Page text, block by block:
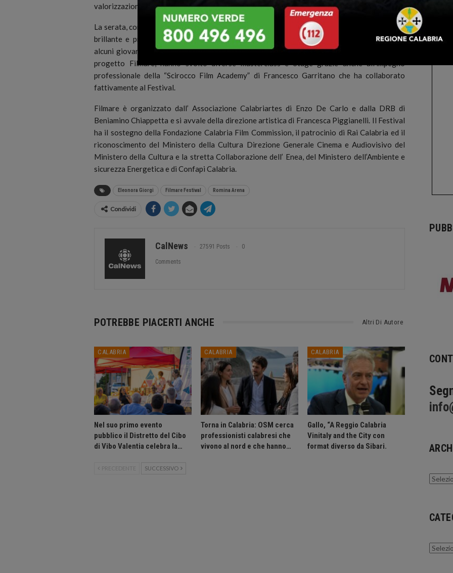
valorizzazione dell’enogastronomia nella produzione cinematografica”.
La serata, con inizio alle ore 21:30 e con ingresso libero, sarà condotta da Francesca Russo,
brillante e professionale presentatrice degli eventi Filmare e vedrà anche la presenza di
alcuni giovani stagisti che in questi giorni, nell’ambito delle attività di formazione legati al
progetto Filmare, hanno svolto diverse masterclass e Stage grazie anche all’impegno
professionale della “Scirocco Film Academy” di Francesco Garritano che ha collaborato
fattivamente al Festival.
Filmare è organizzato dall’ Associazione Calabriartes di Enzo De Carlo e dalla DRB di
Beniamino Chiappetta e si avvale della direzione artistica di Francesca Piggianelli. Il Festival
ha il sostegno della Fondazione Calabria Film Commission, il patrocinio di Rai Calabria ed il
riconoscimento del Ministero della Cultura Direzione Generale Cinema e Audiovisivo del
Ministero della Cultura e la stretta Collaborazione dell’ Enea, del Ministero dell’Ambiente e
sicurezza Energetica e di Confapi Calabria.
Eleonora Giorgi Filmare Festival Romina Arena
Condividi
CalNews 27591 Posts 0
Comments
POTREBBE PIACERTI ANCHE Altri Di Autore
CALABRIA
Nel suo primo evento
pubblico il Distretto del Cibo
di Vibo Valentia celebra la…
CALABRIA
Torna in Calabria: OSM cerca
professionisti calabresi che
vivono al nord e che hanno…
CALABRIA
Gallo, “A Reggio Calabria
Vinitaly and the City con
format diverso da Sibari.
PRECEDENTE SUCCESSIVO
Archivi